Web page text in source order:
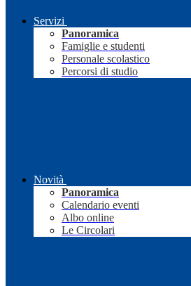
Servizi
Panoramica
Famiglie e studenti
Personale scolastico
Percorsi di studio
Novità
Panoramica
Calendario eventi
Albo online
Le Circolari